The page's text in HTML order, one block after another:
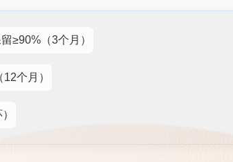
≥90%（3个月）
个月）